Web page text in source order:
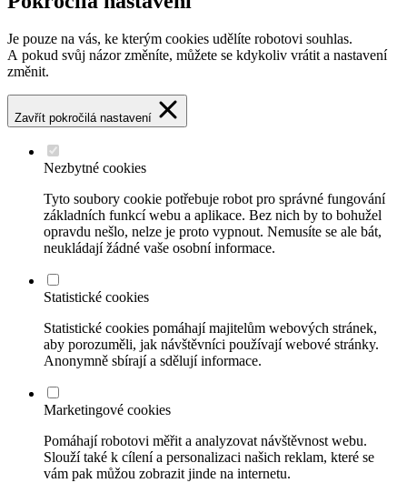
Je pouze na vás, ke kterým cookies udělíte robotovi souhlas.
A pokud svůj názor změníte, můžete se kdykoliv vrátit a nastavení
změnit.
Zavřít pokročilá nastavení
Nezbytné cookies
Tyto soubory cookie potřebuje robot pro správné fungování
základních funkcí webu a aplikace. Bez nich by to bohužel
opravdu nešlo, nelze je proto vypnout. Nemusíte se ale bát,
neukládají žádné vaše osobní informace.
Statistické cookies
Statistické cookies pomáhají majitelům webových stránek,
aby porozuměli, jak návštěvníci používají webové stránky.
Anonymně sbírají a sdělují informace.
Marketingové cookies
Pomáhají robotovi měřit a analyzovat návštěvnost webu.
Slouží také k cílení a personalizaci našich reklam, které se
vám pak můžou zobrazit jinde na internetu.